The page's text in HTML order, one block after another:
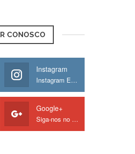
CONOSCO
Instagram
Instagram Europamos
Google+
Siga-nos no Google